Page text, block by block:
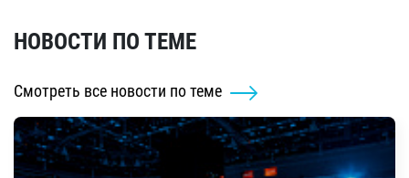
НОВОСТИ ПО ТЕМЕ
Смотреть все новости по теме